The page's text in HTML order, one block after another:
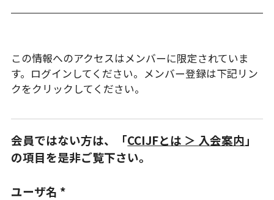
この情報へのアクセスはメンバーに限定されていま
す。ログインしてください。メンバー登録は下記リン
クをクリックしてください。
会員ではない方は、「CCIJFとは ＞ 入会案内」
の項目を是非ご覧下さい。
ユーザ名 *